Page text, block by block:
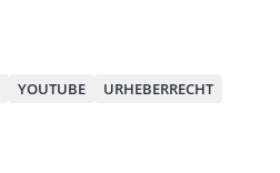
YOUTUBE URHEBERRECHT